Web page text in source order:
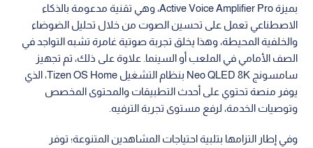
بميزة Active Voice Amplifier Pro، وهي تقنية مدعومة بالذكاء
الاصطناعي تعمل على تحسين الصوت من خلال تحليل الضوضاء
والخلفية المحيطة، وهذا يخلق تجربة صوتية غامرة تشبه التواجد في
الصف الأمامي في الملعب أو السينما. علاوة على ذلك، تم تجهيز
سامسونج Neo QLED 8K بنظام التشغيل Tizen OS Home، الذي
يوفر منصة تحتوي على أحدث التطبيقات والمحتوى المخصص
وتوصيات الخدمة، لرفع مستوى تجربة الترفيه.
وفي إطار التزامها بتلبية احتياجات المشاهدين المتنوعة؛ توفر